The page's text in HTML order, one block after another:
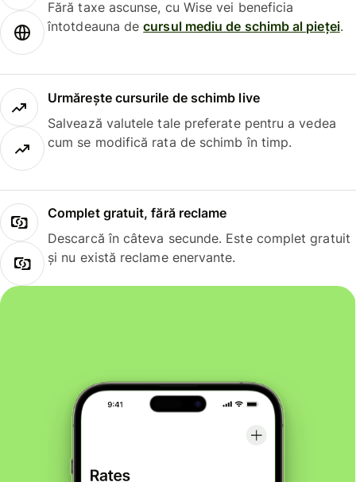
Fără taxe ascunse, cu Wise vei beneficia
întotdeauna decursul mediu de schimb al pieței.
Urmărește cursurile de schimb live
Salvează valutele tale preferate pentru a vedea
cum se modifică rata de schimb în timp.
Complet gratuit, fără reclame
Descarcă în câteva secunde. Este complet gratuit
și nu există reclame enervante.